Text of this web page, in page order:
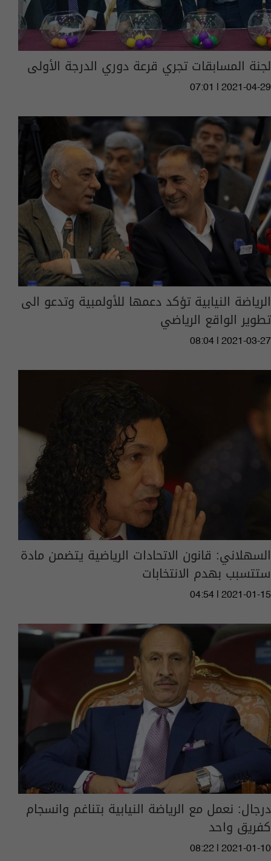
لجنة المسابقات تجري قرعة دوري الدرجة الأولى
07:01 | 2021-04-29
الرياضة النيابية تؤكد دعمها للأولمبية وتدعو الى
تطوير الواقع الرياضي
08:04 | 2021-03-27
السهلاني: قانون الاتحادات الرياضية يتضمن مادة
ستتسبب بهدم الانتخابات
04:54 | 2021-01-15
درجال: نعمل مع الرياضة النيابية بتناغم وانسجام
كفريق واحد
08:22 | 2021-01-10